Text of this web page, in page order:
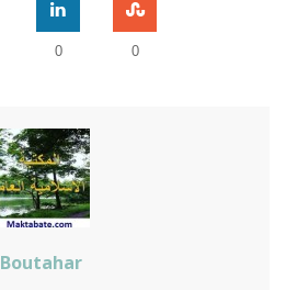
0
0
Boutahar